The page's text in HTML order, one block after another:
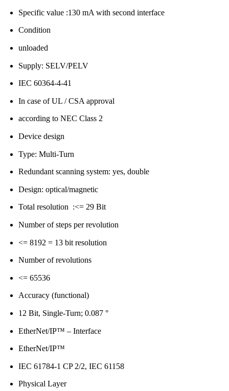
Specific value :130 mA with second interface
Condition
unloaded
Supply: SELV/PELV
IEC 60364-4-41
In case of UL / CSA approval
according to NEC Class 2
Device design
Type: Multi-Turn
Redundant scanning system: yes, double
Design: optical/magnetic
Total resolution :<= 29 Bit
Number of steps per revolution
<= 8192 = 13 bit resolution
Number of revolutions
<= 65536
Accuracy (functional)
12 Bit, Single-Turn; 0.087 °
EtherNet/IP™ – Interface
EtherNet/IP™
IEC 61784-1 CP 2/2, IEC 61158
Physical Layer